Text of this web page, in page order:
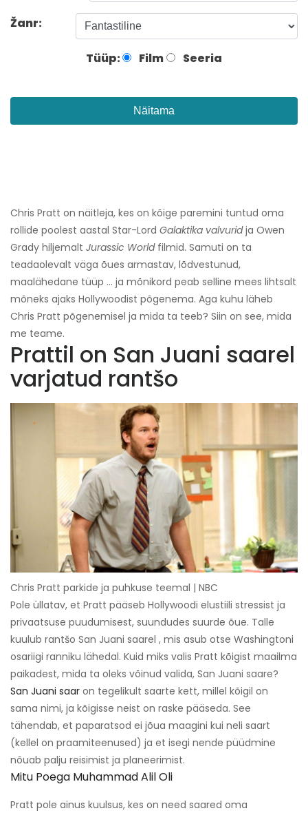
Žanr:
Tüüp: Film Seeria
Näitama
Chris Pratt on näitleja, kes on kõige paremini tuntud oma
rollide poolest aastal Star-Lord Galaktika valvuridja Owen
Grady hiljemalt Jurassic Worldfilmid. Samuti on ta
teadaolevalt väga õues armastav, lõdvestunud,
maalähedane tüüp ... ja mõnikord peab selline mees lihtsalt
mõneks ajaks Hollywoodist põgenema. Aga kuhu läheb
Chris Pratt põgenemisel ja mida ta teeb? Siin on see, mida
me teame.
Prattil on San Juani saarel
varjatud rantšo
Chris Pratt parkide ja puhkuse teemal | NBC
Pole üllatav, et Pratt pääseb Hollywoodi elustiili stressist ja
privaatsuse puudumisest, suundudes suurde õue. Talle
kuulub rantšo San Juani saarel , mis asub otse Washingtoni
osariigi ranniku lähedal. Kuid miks valis Pratt kõigist maailma
paikadest, mida ta oleks võinud valida, San Juani saare?
San Juani saar on tegelikult saarte kett, millel kõigil on
sama nimi, ja kõigisse neist on raske pääseda. See
tähendab, et paparatsod ei jõua maagini kui neli saart
(kellel on praamiteenused) ja et isegi nende püüdmine
nõuab palju reisimist ja planeerimist.
Mitu Poega Muhammad Alil Oli
Pratt pole ainus kuulsus, kes on need saared oma